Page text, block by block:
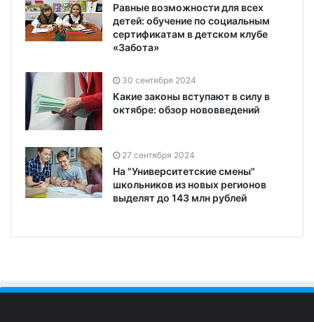
Равные возможности для всех
детей: обучение по социальным
сертификатам в детском клубе
«Забота»
30 сентября 2024
Какие законы вступают в силу в
октябре: обзор нововведений
27 сентября 2024
На "Университетские смены"
школьников из новых регионов
выделят до 143 млн рублей